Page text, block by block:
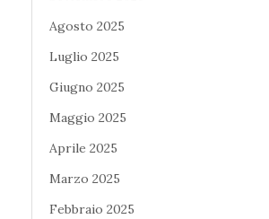
Agosto 2025
Luglio 2025
Giugno 2025
Maggio 2025
Aprile 2025
Marzo 2025
Febbraio 2025